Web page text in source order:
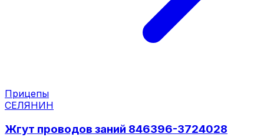
Прицепы
СЕЛЯНИН
Жгут проводов заний 846396-3724028